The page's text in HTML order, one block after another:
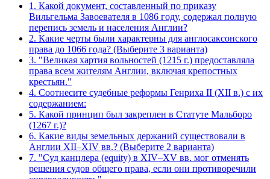
1. Какой документ, составленный по приказу
Вильгельма Завоевателя в 1086 году, содержал полную
перепись земель и населения Англии?
2. Какие черты были характерны для англосаксонского
права до 1066 года? (Выберите 3 варианта)
3. "Великая хартия вольностей (1215 г.) предоставляла
права всем жителям Англии, включая крепостных
крестьян."
4. Соотнесите судебные реформы Генриха II (XII в.) с их
содержанием:
5. Какой принцип был закреплен в Статуте Мальборо
(1267 г.)?
6. Какие виды земельных держаний существовали в
Англии XII–XIV вв.? (Выберите 2 варианта)
7. "Суд канцлера (equity) в XIV–XV вв. мог отменять
решения судов общего права, если они противоречили